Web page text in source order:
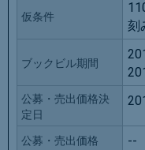
仮条件
刻
ブックビル期間
公募・売出価格決
定日
公募・売出価格 --